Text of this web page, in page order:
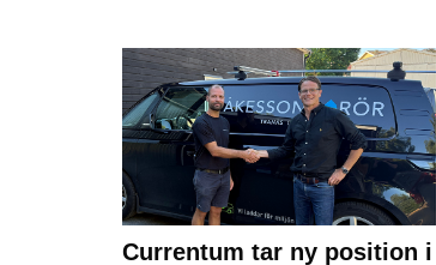
Currentum tar ny position i